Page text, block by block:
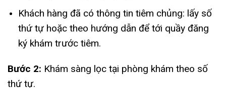
Khách hàng đã có thông tin tiêm chủng: lấy số
thứ tự hoặc theo hướng dẫn để tới quầy đăng
ký khám trước tiêm.
Bước 2: Khám sàng lọc tại phòng khám theo số
thứ tự.